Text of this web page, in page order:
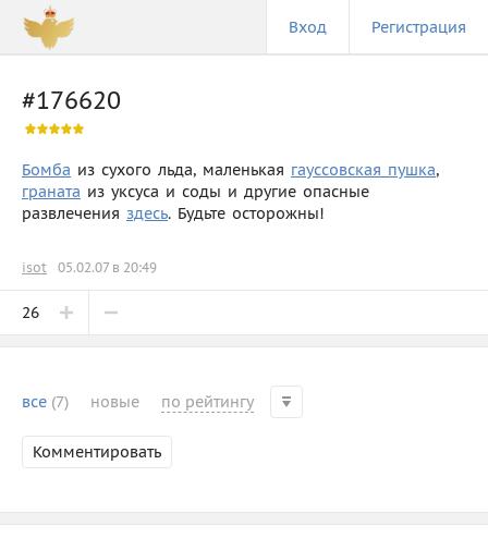
Вход Регистрация
#176620
Бомба из сухого льда, маленькая гауссовская пушка,
граната из уксуса и соды и другие опасные
развлечения здесь. Будьте осторожны!
isot 05.02.07 в 20:49
26
все (7) новые по рейтингу
Комментировать